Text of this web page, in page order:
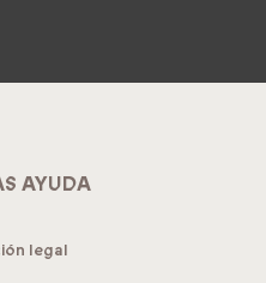
AYUDA
legal